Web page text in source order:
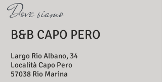
Dove siamo
B&B CAPO PERO
Largo Rio Albano, 34
Località Capo Pero
57038 Rio Marina